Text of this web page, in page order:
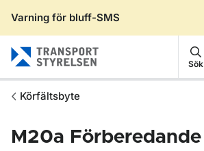
Varning för bluff-SMS
Sök
Körfältsbyte
M20a Förberedande